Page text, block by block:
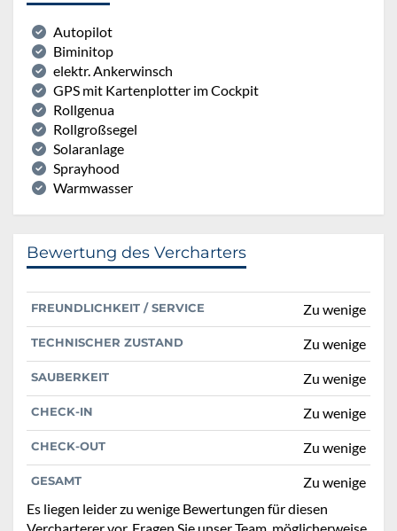
Autopilot
Biminitop
elektr. Ankerwinsch
GPS mit Kartenplotter im Cockpit
Rollgenua
Rollgroßsegel
Solaranlage
Sprayhood
Warmwasser
Bewertung des Vercharters
FREUNDLICHKEIT / SERVICE Zu wenige
TECHNISCHER ZUSTAND Zu wenige
SAUBERKEIT Zu wenige
CHECK-IN Zu wenige
CHECK-OUT Zu wenige
GESAMT
Zu wenige
Es liegen leider zu wenige Bewertungen für diesen
Vercharterer vor. Fragen Sie unser Team, möglicherweise